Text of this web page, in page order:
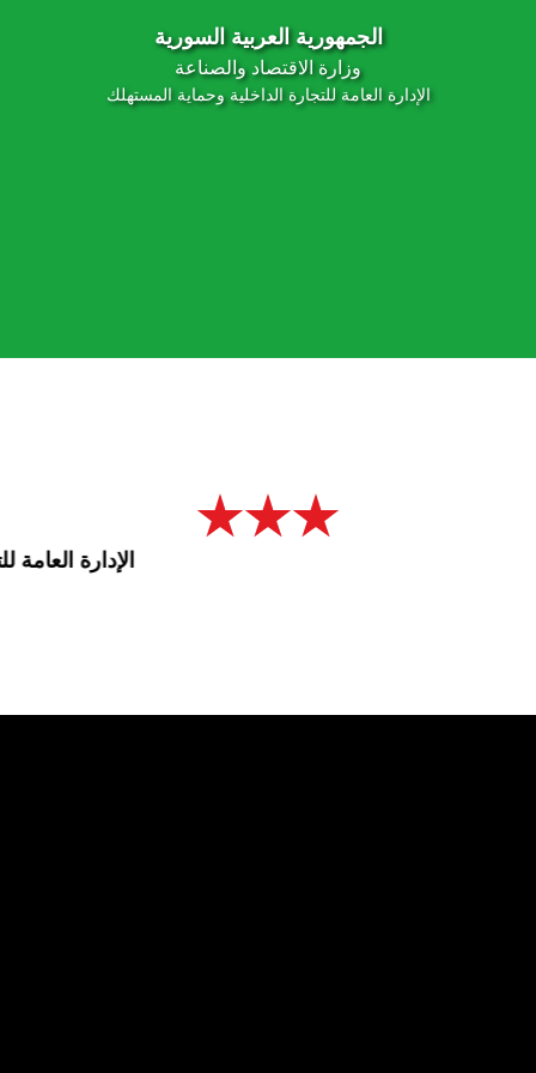
الجمهورية العربية السورية
وزارة الاقتصاد والصناعة
الإدارة العامة للتجارة الداخلية وحماية المستهلك
الإدارة العامة